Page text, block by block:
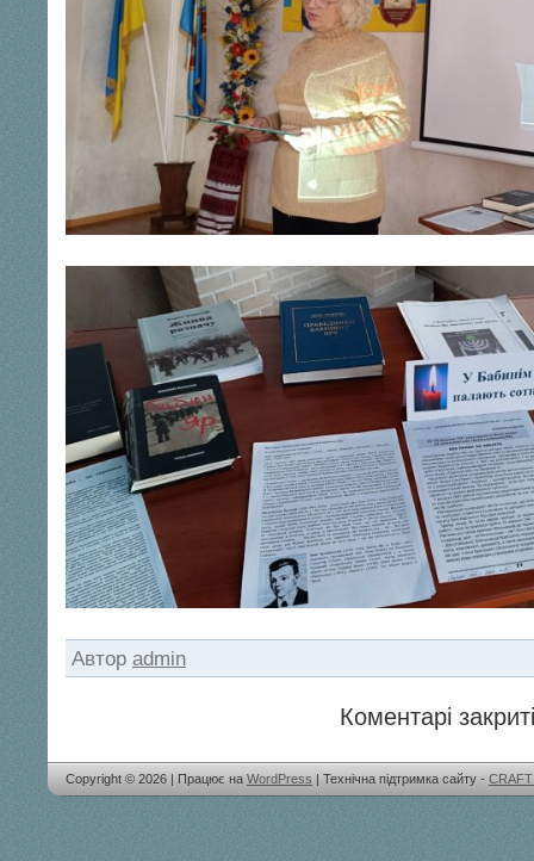
Автор admin
Коментарі
Copyright © 2026 | Працює на WordPress | Технічна підтримка сайту -